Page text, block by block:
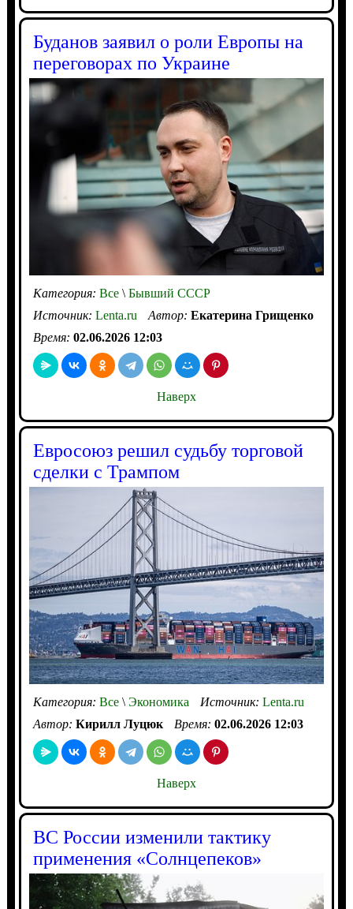
Буданов заявил о роли Европы на
переговорах по Украине
Категория: Все\Бывший СССР
Источник: Lenta.ru Автор: Екатерина Грищенко
Время: 02.06.2026 12:03
Наверх
Евросоюз решил судьбу торговой
сделки с Трампом
Категория: Все\Экономика Источник: Lenta.ru
Автор: Кирилл Луцюк Время: 02.06.2026 12:03
Наверх
ВС России изменили тактику
применения «Солнцепеков»